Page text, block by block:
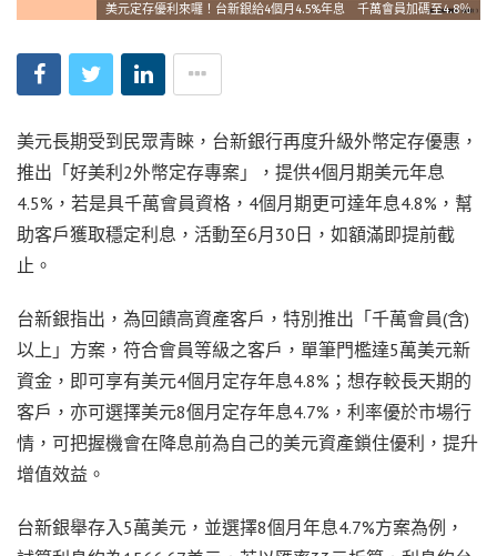
美元定存優利來囉！台新銀給4個月4.5%年息 千萬會員加碼至4.8％
美元長期受到民眾青睞，台新銀行再度升級外幣定存優惠，
推出「好美利2外幣定存專案」，提供4個月期美元年息
4.5%，若是具千萬會員資格，4個月期更可達年息4.8%，幫
助客戶獲取穩定利息，活動至6月30日，如額滿即提前截
止。
台新銀指出，為回饋高資產客戶，特別推出「千萬會員(含)
以上」方案，符合會員等級之客戶，單筆門檻達5萬美元新
資金，即可享有美元4個月定存年息4.8%；想存較長天期的
客戶，亦可選擇美元8個月定存年息4.7%，利率優於市場行
情，可把握機會在降息前為自己的美元資產鎖住優利，提升
增值效益。
台新銀舉存入5萬美元，並選擇8個月年息4.7%方案為例，